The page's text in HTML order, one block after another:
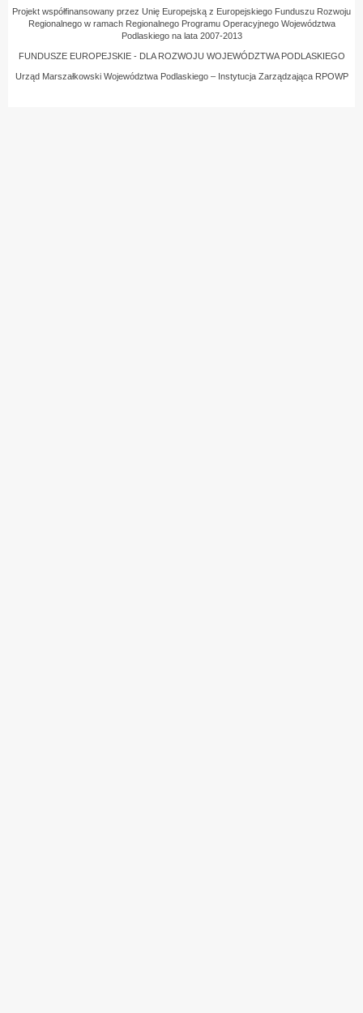
Projekt współfinansowany przez Unię Europejską z Europejskiego Funduszu Rozwoju
Regionalnego w ramach Regionalnego Programu Operacyjnego Województwa
Podlaskiego na lata 2007-2013
FUNDUSZE EUROPEJSKIE - DLA ROZWOJU WOJEWÓDZTWA PODLASKIEGO
Urząd Marszałkowski Województwa Podlaskiego – Instytucja Zarządzająca RPOWP